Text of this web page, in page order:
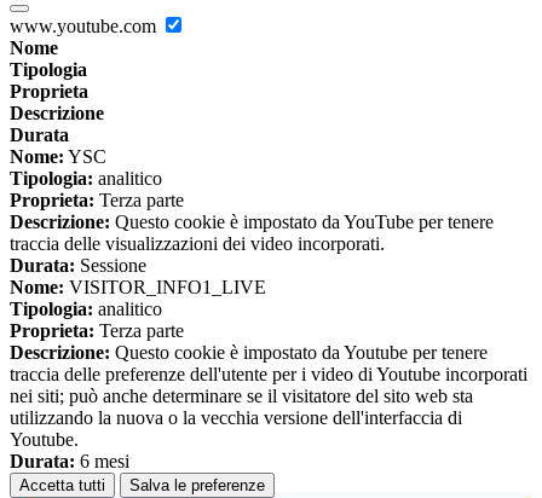
www.youtube.com
Nome
Tipologia
Proprieta
Descrizione
Durata
Nome: YSC
Tipologia: analitico
Proprieta: Terza parte
Descrizione: Questo cookie è impostato da YouTube per tenere
traccia delle visualizzazioni dei video incorporati.
Durata: Sessione
Nome: VISITOR_INFO1_LIVE
Tipologia: analitico
Proprieta: Terza parte
Descrizione: Questo cookie è impostato da Youtube per tenere
traccia delle preferenze dell'utente per i video di Youtube incorporati
nei siti; può anche determinare se il visitatore del sito web sta
utilizzando la nuova o la vecchia versione dell'interfaccia di
Youtube.
Durata: 6 mesi
Accetta tutti Salva le preferenze